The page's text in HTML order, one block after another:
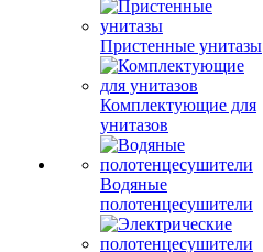
Пристенные унитазы
Комплектующие для
унитазов
Водяные
полотенцесушители